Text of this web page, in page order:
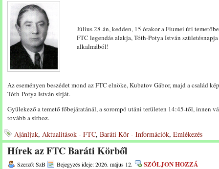
Július 28-án, kedden, 15 órakor a Fiumei úti
FTC legendás alakja, Tóth-Potya István
alkalmából!
Az eseményen beszédet mond az FTC elnöke, Kubatov Gábor, majd a család
Tóth-Potya István sírját.
Gyülekező a temető főbejáratánál, a sorompó utáni területen 14:45-től, innen
tovább a sírhoz.
Ajánljuk, Aktualitások - FTC, Baráti Kör - Információk, Emlékezés
Hírek az FTC Baráti Körből
Szerző: SzB Bejegyzés ideje: 2026. május 12. SZÓLJON HOZZÁ